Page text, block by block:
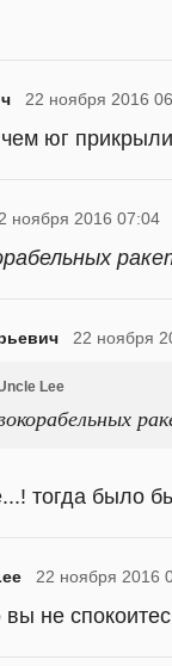
22 ноября 2016
юг
ноября 2016 07:04
22 ноября
Lee
тогда было
22 ноября 2016
не